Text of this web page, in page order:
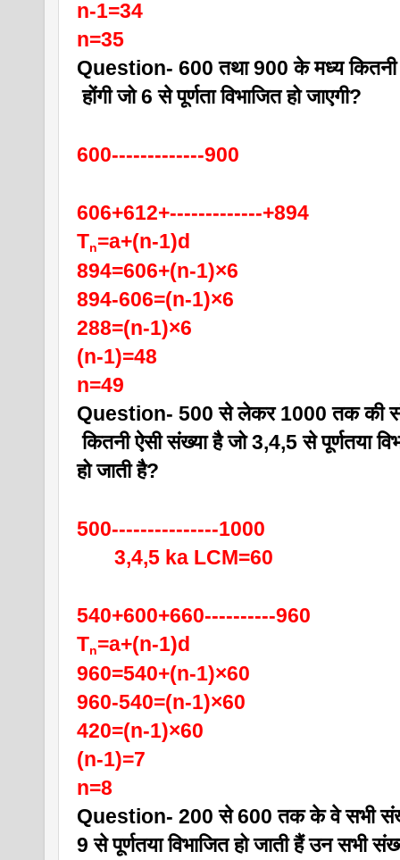
n-1=34
n=35
Question- 600 तथा 900 के मध्य कितनी
होंगी जो 6 से पूर्णता विभाजित हो जाएगी?
600-------------900
606+612+-------------+894
Tn=a+(n-1)d
894=606+(n-1)×6
894-606=(n-1)×6
288=(n-1)×6
(n-1)=48
n=49
Question- 500 से लेकर 1000 तक की
कितनी ऐसी संख्या है जो 3,4,5 से पूर्णतया
हो जाती है?
500---------------1000
3,4,5 ka LCM=60
540+600+660----------960
Tn=a+(n-1)d
960=540+(n-1)×60
960-540=(n-1)×60
420=(n-1)×60
(n-1)=7
n=8
Question- 200 से 600 तक के वे सभी
9 से पूर्णतया विभाजित हो जाती हैं उन सभी